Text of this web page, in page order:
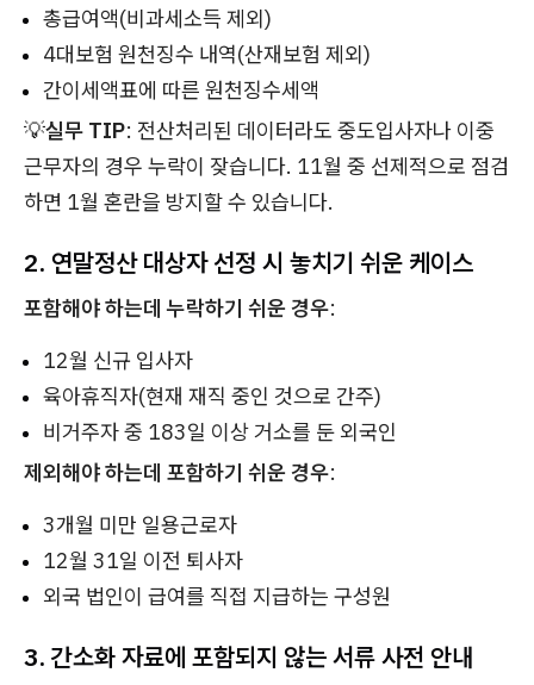
총급여액(비과세소득 제외)
4대보험 원천징수 내역(산재보험 제외)
간이세액표에 따른 원천징수세액
💡실무 TIP: 전산처리된 데이터라도 중도입사자나 이중
근무자의 경우 누락이 잦습니다. 11월 중 선제적으로 점검
하면 1월 혼란을 방지할 수 있습니다.
2. 연말정산 대상자 선정 시 놓치기 쉬운 케이스
포함해야 하는데 누락하기 쉬운 경우:
12월 신규 입사자
육아휴직자(현재 재직 중인 것으로 간주)
비거주자 중 183일 이상 거소를 둔 외국인
제외해야 하는데 포함하기 쉬운 경우:
3개월 미만 일용근로자
12월 31일 이전 퇴사자
외국 법인이 급여를 직접 지급하는 구성원
3. 간소화 자료에 포함되지 않는 서류 사전 안내